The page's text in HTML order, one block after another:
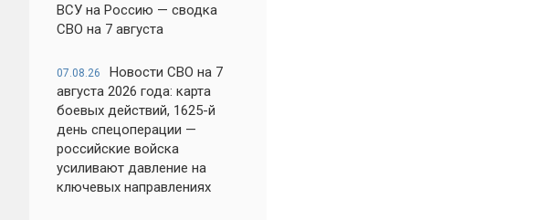
ВСУ на Россию — сводка
СВО на 7 августа
07.08.26
Новости СВО на 7
августа 2026 года: карта
боевых действий, 1625-й
день спецоперации —
российские войска
усиливают давление на
ключевых направлениях